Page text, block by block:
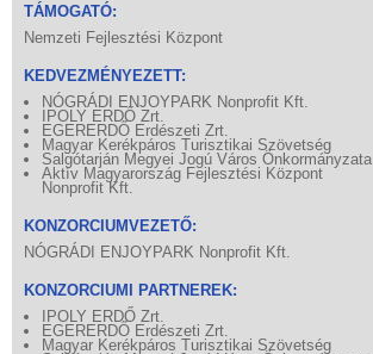
TÁMOGATÓ:
Nemzeti Fejlesztési Központ
KEDVEZMÉNYEZETT:
NÓGRÁDI ENJOYPARK Nonprofit Kft.
IPOLY ERDŐ Zrt.
EGERERDŐ Erdészeti Zrt.
Magyar Kerékpáros Turisztikai Szövetség
Salgótarján Megyei Jogú Város Önkormányzata
Aktív Magyarország Fejlesztési Központ
Nonprofit Kft.
KONZORCIUMVEZETŐ:
NÓGRÁDI ENJOYPARK Nonprofit Kft.
KONZORCIUMI PARTNEREK:
IPOLY ERDŐ Zrt.
EGERERDŐ Erdészeti Zrt.
Magyar Kerékpáros Turisztikai Szövetség